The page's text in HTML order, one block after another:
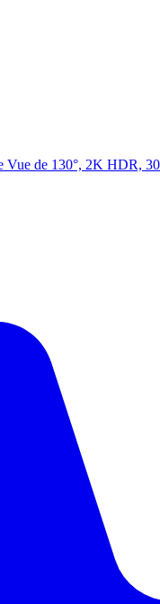
Vue de 130°, 2K HDR,